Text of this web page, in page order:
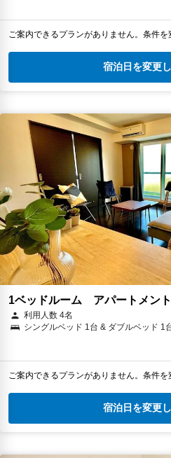
ご案内できるプランがありません。条件を
宿泊日を変更
1ベッドルーム アパートメン
利用人数 4名
シングルベッド 1台 & ダブルベッド 1
ご案内できるプランがありません。条件を
宿泊日を変更